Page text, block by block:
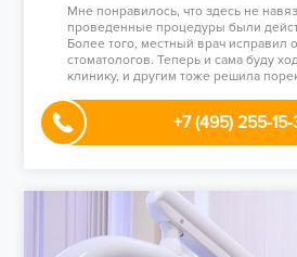
Мне понравилось, что здесь не
проведенные процедуры были
Более того, местный врач исправил
стоматологов. Теперь и сама буду
клинику, и другим тоже решила
+7 (495) 255-